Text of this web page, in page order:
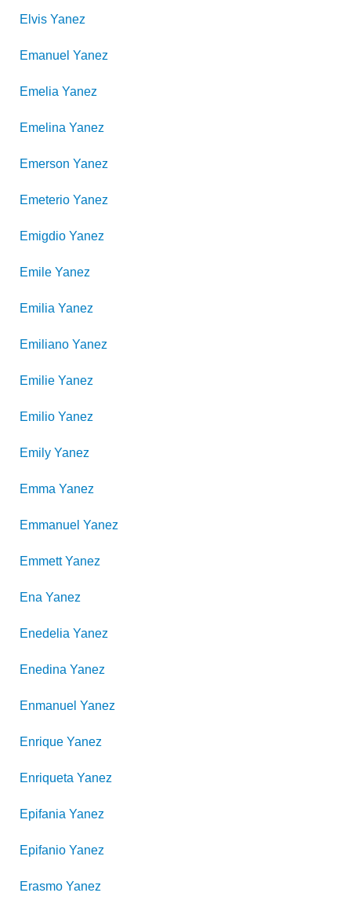
Elvis Yanez
Emanuel Yanez
Emelia Yanez
Emelina Yanez
Emerson Yanez
Emeterio Yanez
Emigdio Yanez
Emile Yanez
Emilia Yanez
Emiliano Yanez
Emilie Yanez
Emilio Yanez
Emily Yanez
Emma Yanez
Emmanuel Yanez
Emmett Yanez
Ena Yanez
Enedelia Yanez
Enedina Yanez
Enmanuel Yanez
Enrique Yanez
Enriqueta Yanez
Epifania Yanez
Epifanio Yanez
Erasmo Yanez